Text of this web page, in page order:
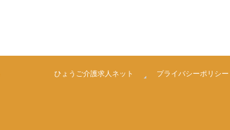
ひょうご介護求人ネット プライバシーポリシー